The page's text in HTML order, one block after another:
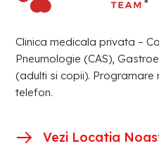
Clinica medicala privata –
Pneumologie (CAS),
(adulti si copii). Programare
telefon.
Vezi Locatia